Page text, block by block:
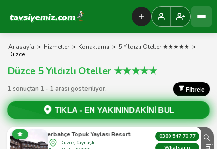
Tavsiyemiz Anasayfa
Anasayfa > Hizmetler > Konaklama > 5 Yıldızlı Oteller ★★★★★ >
Düzce
Düzce 5 Yıldızlı Oteller ★★★★★
1 sonuçtan 1 - 1 arası gösteriliyor. Filtrele
TIKLA - EN YAKININDAKİNİ BUL
Fenerbahçe Topuk Yaylası Resort&Sport
Düzce, Kaynaşlı
0380 547 70 77
Whatsapp